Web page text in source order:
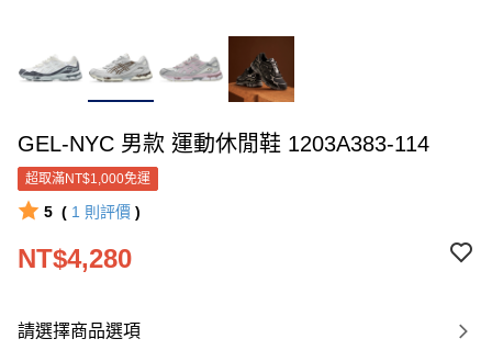
GEL-NYC 男款 運動休閒鞋 1203A383-114
超取滿NT$1,000免運
5 ( 1 則評價 )
NT$4,280
請選擇商品選項